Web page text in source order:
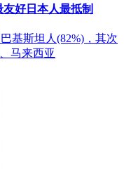
好日本人最抵制
基斯坦人(82%)，其次
马来西亚